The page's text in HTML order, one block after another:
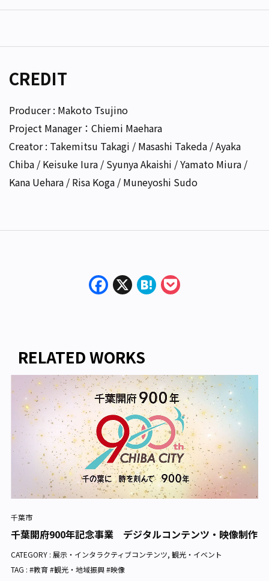
CREDIT
Producer : Makoto Tsujino
Project Manager：Chiemi Maehara
Creator : Takemitsu Takagi / Masashi Takeda / Ayaka
Chiba / Keisuke Iura / Syunya Akaishi / Yamato Miura /
Kana Uehara / Risa Koga / Muneyoshi Sudo
Facebook
X Hatena
RELATED WORKS
千葉市
千葉開府900年記念事業 デジタルコンテンツ・映像制作
CATEGORY : 展示・インタラクティブコンテンツ, 観光・イベント
TAG : #教育 #観光・地域振興 #映像